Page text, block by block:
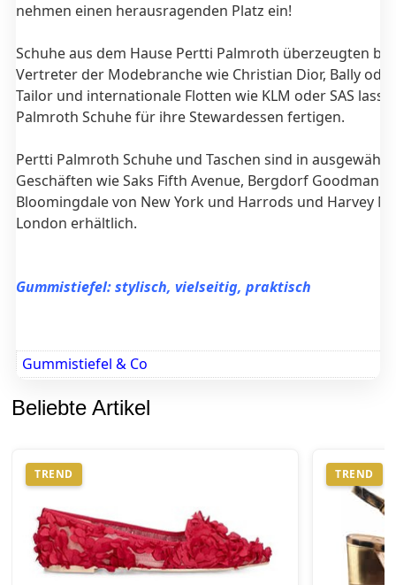
nehmen einen herausragenden Platz ein!
Schuhe aus dem Hause Pertti Palmroth überzeugten
Vertreter der Modebranche wie Christian Dior, Bally
Tailor und internationale Flotten wie KLM oder SAS
Palmroth Schuhe für ihre Stewardessen fertigen.
Pertti Palmroth Schuhe und Taschen sind in
Geschäften wie Saks Fifth Avenue, Bergdorf Goodman
Bloomingdale von New York und Harrods und Harvey
London erhältlich.
Gummistiefel: stylisch, vielseitig, praktisch
Gummistiefel & Co
Beliebte Artikel
TREND TREND